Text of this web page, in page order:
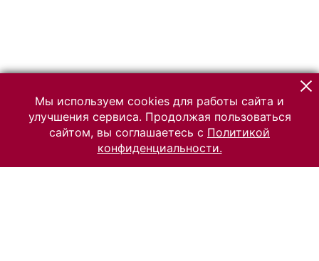
Мы используем cookies для работы сайта и
улучшения сервиса. Продолжая пользоваться
сайтом, вы соглашаетесь с Политикой
конфиденциальности.